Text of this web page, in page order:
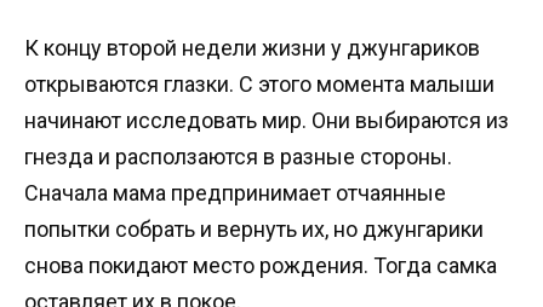
К концу второй недели жизни у джунгариков
открываются глазки. С этого момента малыши
начинают исследовать мир. Они выбираются из
гнезда и расползаются в разные стороны.
Сначала мама предпринимает отчаянные
попытки собрать и вернуть их, но джунгарики
снова покидают место рождения. Тогда самка
оставляет их в покое.